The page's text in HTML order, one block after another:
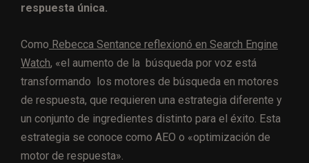
respuesta única.
Como Rebecca Sentance reflexionó en Search Engine
Watch, «el aumento de la búsqueda por voz está
transformando los motores de búsqueda en motores
de respuesta, que requieren una estrategia diferente y
un conjunto de ingredientes distinto para el éxito. Esta
estrategia se conoce como AEO o «optimización de
motor de respuesta».